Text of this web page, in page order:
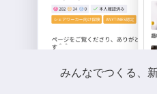
みんなでつくる、